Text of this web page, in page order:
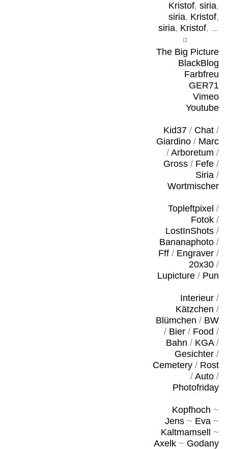
Kristof, siria,
siria, Kristof,
siria, Kristof, ...
The Big Picture
BlackBlog
Farbfreu
GER71
Vimeo
Youtube
Kid37/ Chat/
Giardino/ Marc
/ Arboretum /
Gross/ Fefe/
Siria/
Wortmischer
Topleftpixel /
Fotok/
LostInShots/
Bananaphoto/
Fff/ Engraver/
20x30/
Lupicture/ Pun
Interieur/
Kätzchen /
Blümchen / BW
/ Bier/ Food /
Bahn / KGA/
Gesichter/
Cemetery/ Rost
/ Auto/
Photofriday
Kopfhoch ~
Jens~ Eva~
Kaltmamsell
~
Axelk~ Godany